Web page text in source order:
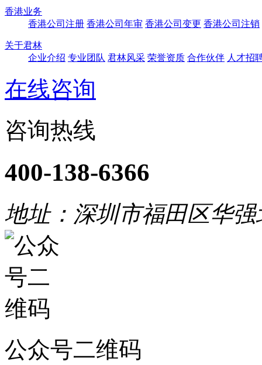
香港业务
香港公司注册 香港公司年审 香港公司变更 香港公司注销
关于君林
企业介绍 专业团队 君林风采 荣誉资质 合作伙伴 人才招
在线咨询
咨询热线
400-138-6366
地址：深圳市福田区华
公众号二维码